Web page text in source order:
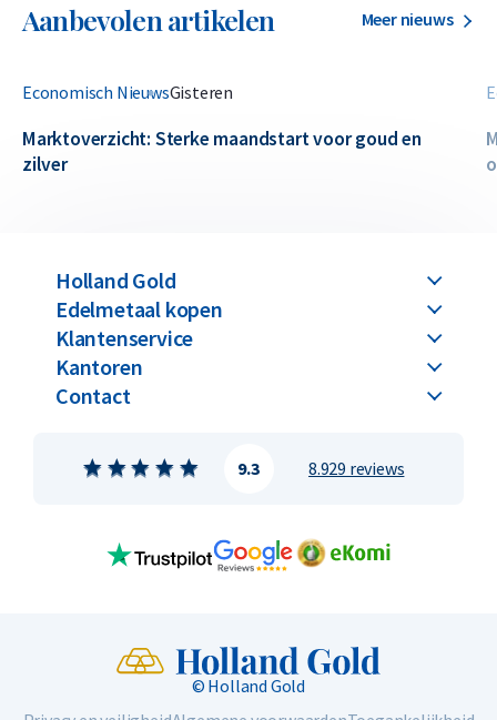
Aanbevolen artikelen Meer nieuws
Economisch NieuwsGisteren
Marktoverzicht: Sterke maandstart voor goud en
zilver
Holland Gold
Edelmetaal kopen
Klantenservice
Kantoren
Contact
8.929 reviews
9.3
© Holland Gold